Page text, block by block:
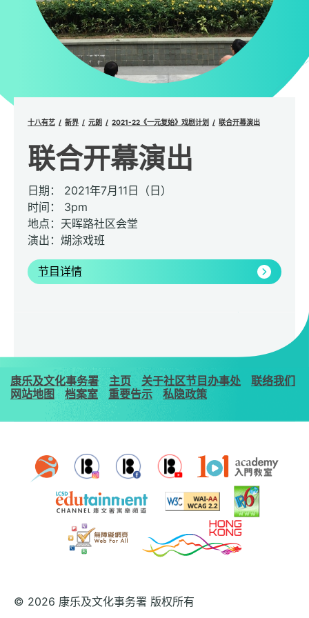
十八有艺 新界 元朗 2021-22《一元复始》戏剧计划 联合开幕演出
联合开幕演出
日期： 2021年7月11日（日）
时间： 3pm
地点：天晖路社区会堂
演出：煳涂戏班
节目详情
康乐及文化事务署 主页 关于社区节目办事处
联络我们
网站地图
档案室 重要告示 私隐政策
© 2026 康乐及文化事务署 版权所有